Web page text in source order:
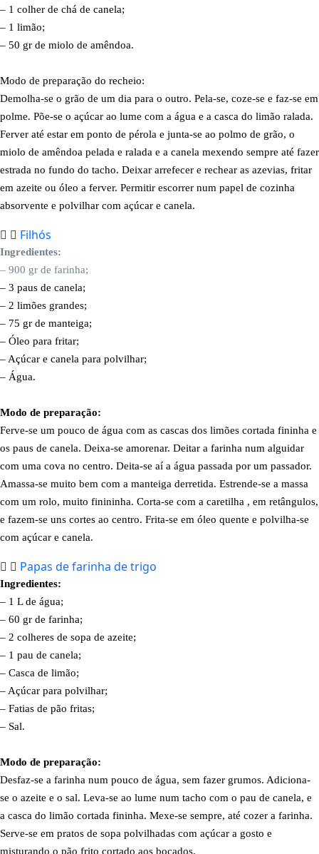
– 1 colher de chá de canela;
– 1 limão;
– 50 gr de miolo de amêndoa.
Modo de preparação do recheio:
Demolha-se o grão de um dia para o outro. Pela-se, coze-se e faz-se em
polme. Põe-se o açúcar ao lume com a água e a casca do limão ralada.
Ferver até estar em ponto de pérola e junta-se ao polmo de grão, o
miolo de amêndoa pelada e ralada e a canela mexendo sempre até fazer
estrada no fundo do tacho. Deixar arrefecer e rechear as azevias, fritar
em azeite ou óleo a ferver. Permitir escorrer num papel de cozinha
absorvente e polvilhar com açúcar e canela.
Filhós
Ingredientes:
– 900 gr de farinha;
– 3 paus de canela;
– 2 limões grandes;
– 75 gr de manteiga;
– Óleo para fritar;
– Açúcar e canela para polvilhar;
– Água.
Modo de preparação:
Ferve-se um pouco de água com as cascas dos limões cortada fininha e
os paus de canela. Deixa-se amorenar. Deitar a farinha num alguidar
com uma cova no centro. Deita-se aí a água passada por um passador.
Amassa-se muito bem com a manteiga derretida. Estrende-se a massa
com um rolo, muito finininha. Corta-se com a caretilha , em retângulos,
e fazem-se uns cortes ao centro. Frita-se em óleo quente e polvilha-se
com açúcar e canela.
Papas de farinha de trigo
Ingredientes:
– 1 L de água;
– 60 gr de farinha;
– 2 colheres de sopa de azeite;
– 1 pau de canela;
– Casca de limão;
– Açúcar para polvilhar;
– Fatias de pão fritas;
– Sal.
Modo de preparação:
Desfaz-se a farinha num pouco de água, sem fazer grumos. Adiciona-
se o azeite e o sal. Leva-se ao lume num tacho com o pau de canela, e
a casca do limão cortada fininha. Mexe-se sempre, até cozer a farinha.
Serve-se em pratos de sopa polvilhadas com açúcar a gosto e
misturando o pão frito cortado aos bocados.